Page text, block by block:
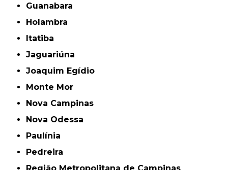
Guanabara
Holambra
Itatiba
Jaguariúna
Joaquim Egídio
Monte Mor
Nova Campinas
Nova Odessa
Paulínia
Pedreira